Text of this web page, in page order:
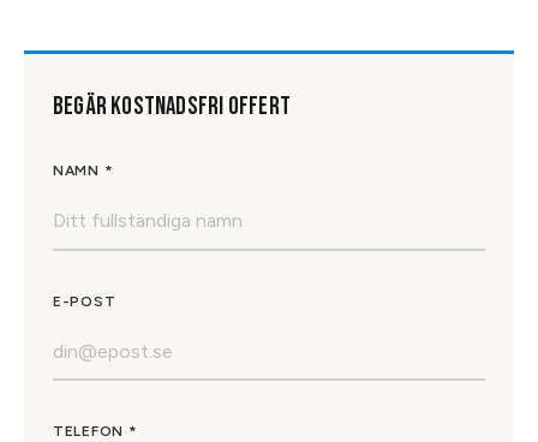
BEGÄR KOSTNADSFRI OFFERT
NAMN *
E-POST
TELEFON *